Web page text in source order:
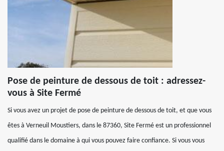
Pose de peinture de dessous de toit : adressez-
vous à Site Fermé
Si vous avez un projet de pose de peinture de dessous de toit, et que vous
êtes à Verneuil Moustiers, dans le 87360, Site Fermé est un professionnel
qualifié dans le domaine à qui vous pouvez faire confiance. Si vous vous